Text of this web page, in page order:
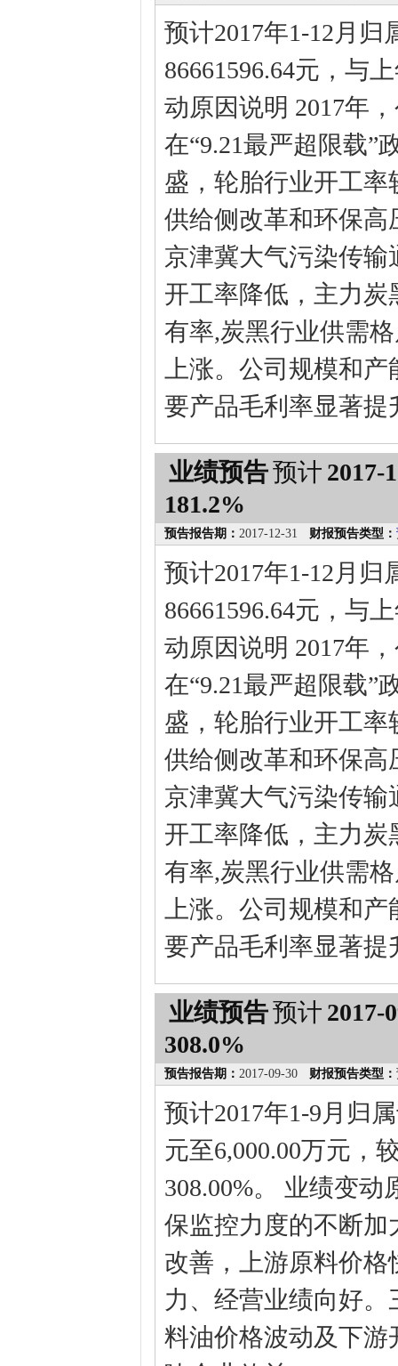
预计2017年1-12月
86661596.64元，与
动原因说明 2017年
在“9.21最严超限载”
盛，轮胎行业开工
供给侧改革和环保
京津冀大气污染传
开工率降低，主力
有率,炭黑行业供需
上涨。公司规模和
要产品毛利率显著
业绩预告预计 2017-
181.2%
预告报告期： 2017-12-31 财报预告类型：
预计2017年1-12月
86661596.64元，与
动原因说明 2017年
在“9.21最严超限载”
盛，轮胎行业开工
供给侧改革和环保
京津冀大气污染传
开工率降低，主力
有率,炭黑行业供需
上涨。公司规模和
要产品毛利率显著
业绩预告预计 2017-
308.0%
预告报告期： 2017-09-30 财报预告类型：
预计2017年1-9月归
元至6,000.00万元，
308.00%。 业绩变
保监控力度的不断
改善，上游原料价
力、经营业绩向好
料油价格波动及下